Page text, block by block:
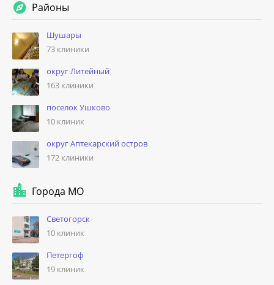
Районы
Шушары
73 клиники
округ Литейный
163 клиники
поселок Ушково
10 клиник
округ Аптекарский остров
172 клиники
Города МО
Светогорск
10 клиник
Петергоф
19 клиник